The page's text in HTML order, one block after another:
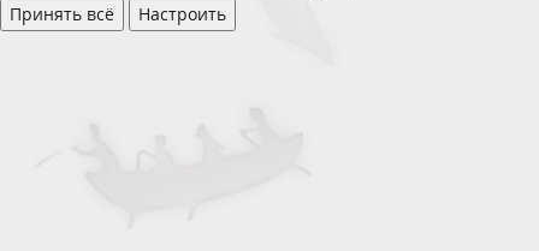
Принять всё
Настроить